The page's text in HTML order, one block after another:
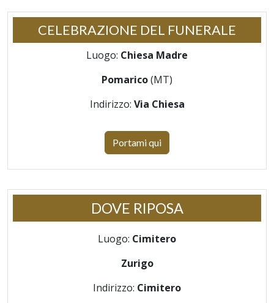
CELEBRAZIONE DEL FUNERALE
Luogo: Chiesa Madre
Pomarico(MT)
Indirizzo: Via Chiesa
Portami qui
DOVE RIPOSA
Luogo: Cimitero
Zurigo
Indirizzo: Cimitero